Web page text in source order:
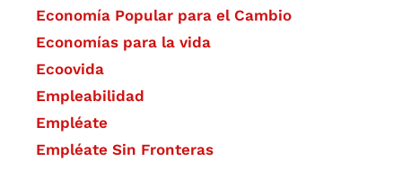
Economía Popular para el Cambio
Economías para la vida
Ecoovida
Empleabilidad
Empléate
Empléate Sin Fronteras